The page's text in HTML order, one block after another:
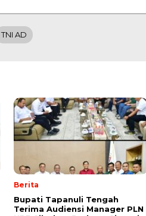
TNI AD
Berita
Bupati Tapanuli Tengah
Terima Audiensi Manager PLN